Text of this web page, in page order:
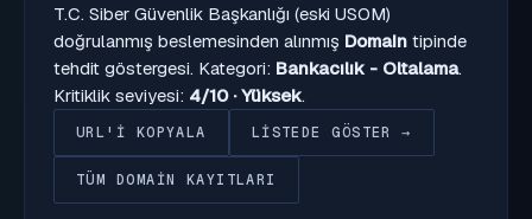
T.C. Siber Güvenlik Başkanlığı (eski USOM)
doğrulanmış beslemesinden alınmış Domain tipinde
tehdit göstergesi. Kategori: Bankacılık - Oltalama.
Kritiklik seviyesi: 4/10 · Yüksek.
URL'I KOPYALA LISTEDE GÖSTER →
TÜM DOMAIN KAYITLARI